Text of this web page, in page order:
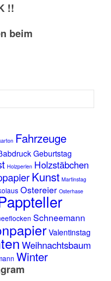
!!
beim
Fahrzeuge
Geburtstag
Holzperlen Holzstäbchen
Kunst Martinstag
Ostereier Osterhase
Schneemann
Valentinstag
Weihnachtsbaum
Winter